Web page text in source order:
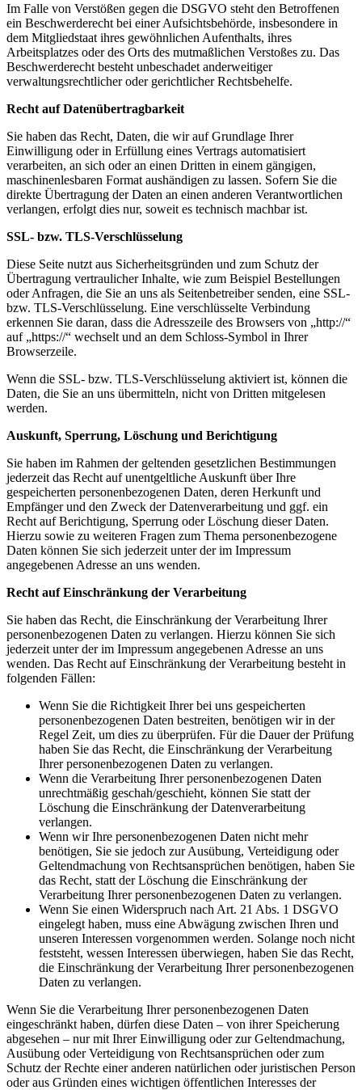
Im Falle von Verstößen gegen die DSGVO steht den Betroffenen
ein Beschwerderecht bei einer Aufsichtsbehörde, insbesondere in
dem Mitgliedstaat ihres gewöhnlichen Aufenthalts, ihres
Arbeitsplatzes oder des Orts des mutmaßlichen Verstoßes zu. Das
Beschwerderecht besteht unbeschadet anderweitiger
verwaltungsrechtlicher oder gerichtlicher Rechtsbehelfe.
Recht auf Datenübertragbarkeit
Sie haben das Recht, Daten, die wir auf Grundlage Ihrer
Einwilligung oder in Erfüllung eines Vertrags automatisiert
verarbeiten, an sich oder an einen Dritten in einem gängigen,
maschinenlesbaren Format aushändigen zu lassen. Sofern Sie die
direkte Übertragung der Daten an einen anderen Verantwortlichen
verlangen, erfolgt dies nur, soweit es technisch machbar ist.
SSL- bzw. TLS-Verschlüsselung
Diese Seite nutzt aus Sicherheitsgründen und zum Schutz der
Übertragung vertraulicher Inhalte, wie zum Beispiel Bestellungen
oder Anfragen, die Sie an uns als Seitenbetreiber senden, eine SSL-
bzw. TLS-Verschlüsselung. Eine verschlüsselte Verbindung
erkennen Sie daran, dass die Adresszeile des Browsers von „http://“
auf „https://“ wechselt und an dem Schloss-Symbol in Ihrer
Browserzeile.
Wenn die SSL- bzw. TLS-Verschlüsselung aktiviert ist, können die
Daten, die Sie an uns übermitteln, nicht von Dritten mitgelesen
werden.
Auskunft, Sperrung, Löschung und Berichtigung
Sie haben im Rahmen der geltenden gesetzlichen Bestimmungen
jederzeit das Recht auf unentgeltliche Auskunft über Ihre
gespeicherten personenbezogenen Daten, deren Herkunft und
Empfänger und den Zweck der Datenverarbeitung und ggf. ein
Recht auf Berichtigung, Sperrung oder Löschung dieser Daten.
Hierzu sowie zu weiteren Fragen zum Thema personenbezogene
Daten können Sie sich jederzeit unter der im Impressum
angegebenen Adresse an uns wenden.
Recht auf Einschränkung der Verarbeitung
Sie haben das Recht, die Einschränkung der Verarbeitung Ihrer
personenbezogenen Daten zu verlangen. Hierzu können Sie sich
jederzeit unter der im Impressum angegebenen Adresse an uns
wenden. Das Recht auf Einschränkung der Verarbeitung besteht in
folgenden Fällen:
Wenn Sie die Richtigkeit Ihrer bei uns gespeicherten
personenbezogenen Daten bestreiten, benötigen wir in der
Regel Zeit, um dies zu überprüfen. Für die Dauer der Prüfung
haben Sie das Recht, die Einschränkung der Verarbeitung
Ihrer personenbezogenen Daten zu verlangen.
Wenn die Verarbeitung Ihrer personenbezogenen Daten
unrechtmäßig geschah/geschieht, können Sie statt der
Löschung die Einschränkung der Datenverarbeitung
verlangen.
Wenn wir Ihre personenbezogenen Daten nicht mehr
benötigen, Sie sie jedoch zur Ausübung, Verteidigung oder
Geltendmachung von Rechtsansprüchen benötigen, haben Sie
das Recht, statt der Löschung die Einschränkung der
Verarbeitung Ihrer personenbezogenen Daten zu verlangen.
Wenn Sie einen Widerspruch nach Art. 21 Abs. 1 DSGVO
eingelegt haben, muss eine Abwägung zwischen Ihren und
unseren Interessen vorgenommen werden. Solange noch nicht
feststeht, wessen Interessen überwiegen, haben Sie das Recht,
die Einschränkung der Verarbeitung Ihrer personenbezogenen
Daten zu verlangen.
Wenn Sie die Verarbeitung Ihrer personenbezogenen Daten
eingeschränkt haben, dürfen diese Daten – von ihrer Speicherung
abgesehen – nur mit Ihrer Einwilligung oder zur Geltendmachung,
Ausübung oder Verteidigung von Rechtsansprüchen oder zum
Schutz der Rechte einer anderen natürlichen oder juristischen Person
oder aus Gründen eines wichtigen öffentlichen Interesses der